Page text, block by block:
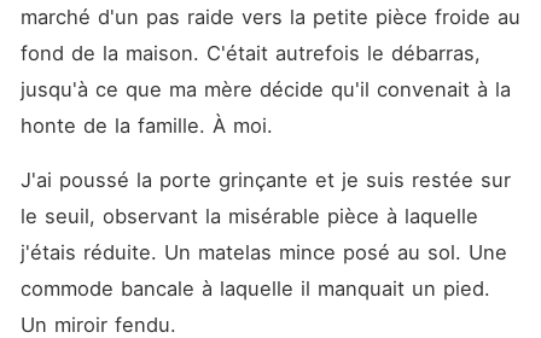
marché d'un pas raide vers la petite pièce froide au
fond de la maison. C'était autrefois le débarras,
jusqu'à ce que ma mère décide qu'il convenait à la
honte de la famille. À moi.
J'ai poussé la porte grinçante et je suis restée sur
le seuil, observant la misérable pièce à laquelle
j'étais réduite. Un matelas mince posé au sol. Une
commode bancale à laquelle il manquait un pied.
Un miroir fendu.